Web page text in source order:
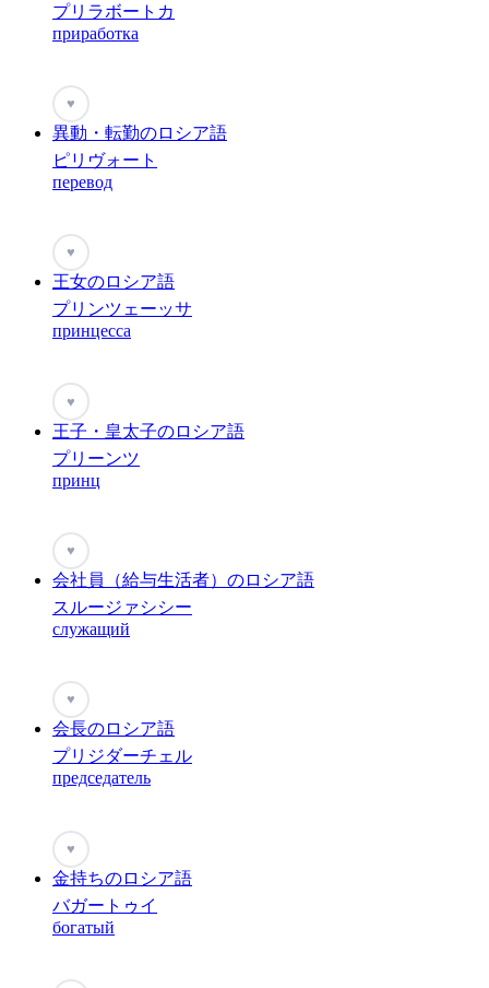
プリラボートカ
приработка
♥
異動・転勤のロシア語
ピリヴォート
перевод
♥
王女のロシア語
プリンツェーッサ
принцесса
♥
王子・皇太子のロシア語
プリーンツ
принц
♥
会社員（給与生活者）のロシア語
スルージァシシー
служащий
♥
会長のロシア語
プリジダーチェル
председатель
♥
金持ちのロシア語
バガートゥイ
богатый